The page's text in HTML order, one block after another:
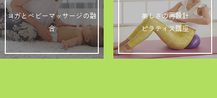
ヨガとベビーマッサージの融
合
美しさの再設計
ピラティス講座